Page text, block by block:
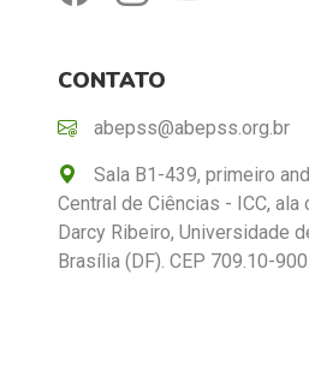
CONTATO
abepss@abepss.org.br
Sala B1-439, primeiro
Central de Ciências - ICC, ala
Darcy Ribeiro, Universidade
Brasília (DF). CEP 709.10-900.